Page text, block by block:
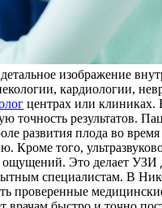
изображение
кардиологии,
центрах или клиниках.
точность результатов.
развития плода во
того,
Это делает
специалистам. В